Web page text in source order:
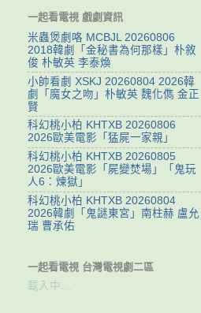
一起看電視 戲劇資訊
米蟲煲劇咯 MCBJL 20260806
2018韓劇「金秘書為何那樣」朴敘
俊 朴敏英 李泰煥
小帥看劇 XSKJ 20260804 2026韓
劇「魔女之吻」朴敏英 魏化儁 金正
賢
科幻桃小柏 KHTXB 20260806
2026歐美電影「猛屍一家親」
科幻桃小柏 KHTXB 20260805
2026歐美電影「屍變焚場」「鬼玩
人6：煉獄」
科幻桃小柏 KHTXB 20260804
2026韓劇「鬼謎東宮」南柱赫 盧允
瑞 曹承佑
一起看電視 台灣電視劇二區
載入中…